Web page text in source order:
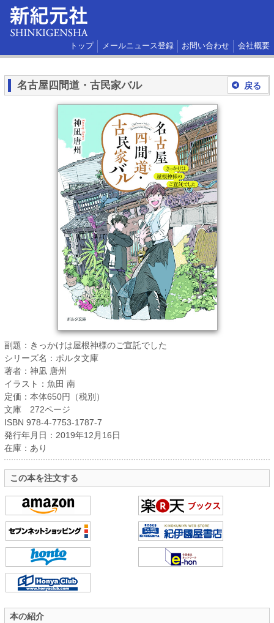
トップ メールニュース登録 お問い合わせ 会社概要
戻る
名古屋四間道・古民家バル
副題：きっかけは屋根神様のご宣託でした
シリーズ名：ポルタ文庫
著者：神凪 唐州
イラスト：魚田 南
定価：本体650円（税別）
文庫 272ページ
ISBN 978-4-7753-1787-7
発行年月日：2019年12月16日
在庫：あり
この本を注文する
本の紹介